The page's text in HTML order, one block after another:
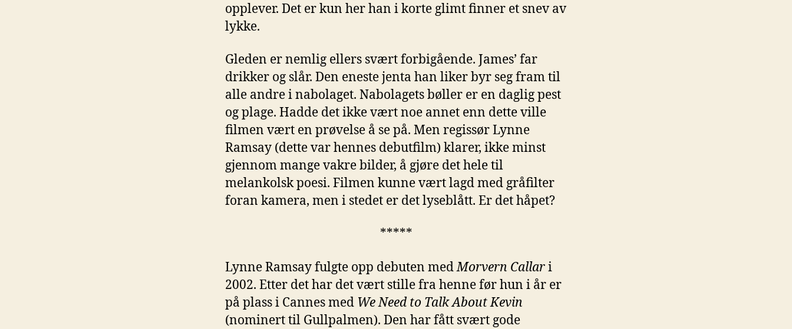
opplever. Det er kun her han i korte glimt finner et snev av
lykke.
Gleden er nemlig ellers svært forbigående. James’ far
drikker og slår. Den eneste jenta han liker byr seg fram til
alle andre i nabolaget. Nabolagets bøller er en daglig pest
og plage. Hadde det ikke vært noe annet enn dette ville
filmen vært en prøvelse å se på. Men regissør Lynne
Ramsay (dette var hennes debutfilm) klarer, ikke minst
gjennom mange vakre bilder, å gjøre det hele til
melankolsk poesi. Filmen kunne vært lagd med gråfilter
foran kamera, men i stedet er det lyseblått. Er det håpet?
*****
Lynne Ramsay fulgte opp debuten medMorvern Callari
2002. Etter det har det vært stille fra henne før hun i år er
på plass i Cannes med We Need to Talk About Kevin
(nominert til Gullpalmen). Den har fått svært gode